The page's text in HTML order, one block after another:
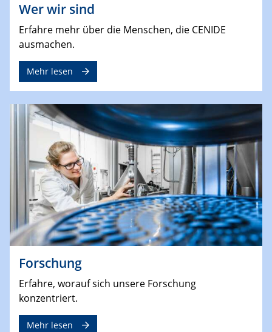
Wer wir sind
Erfahre mehr über die Menschen, die CENIDE
ausmachen.
Mehr lesen
Forschung
Erfahre, worauf sich unsere Forschung
konzentriert.
Mehr lesen